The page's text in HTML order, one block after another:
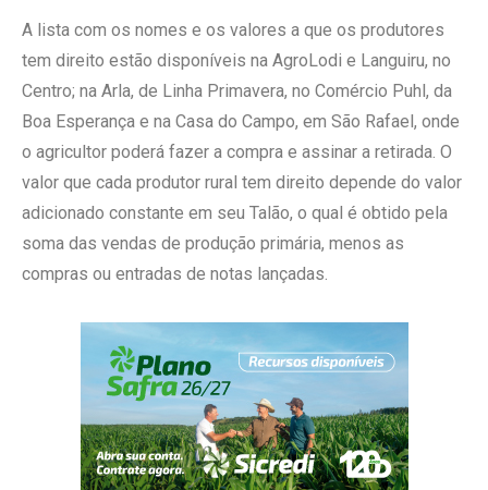
A lista com os nomes e os valores a que os produtores
tem direito estão disponíveis na AgroLodi e Languiru, no
Centro; na Arla, de Linha Primavera, no Comércio Puhl, da
Boa Esperança e na Casa do Campo, em São Rafael, onde
o agricultor poderá fazer a compra e assinar a retirada. O
valor que cada produtor rural tem direito depende do valor
adicionado constante em seu Talão, o qual é obtido pela
soma das vendas de produção primária, menos as
compras ou entradas de notas lançadas.